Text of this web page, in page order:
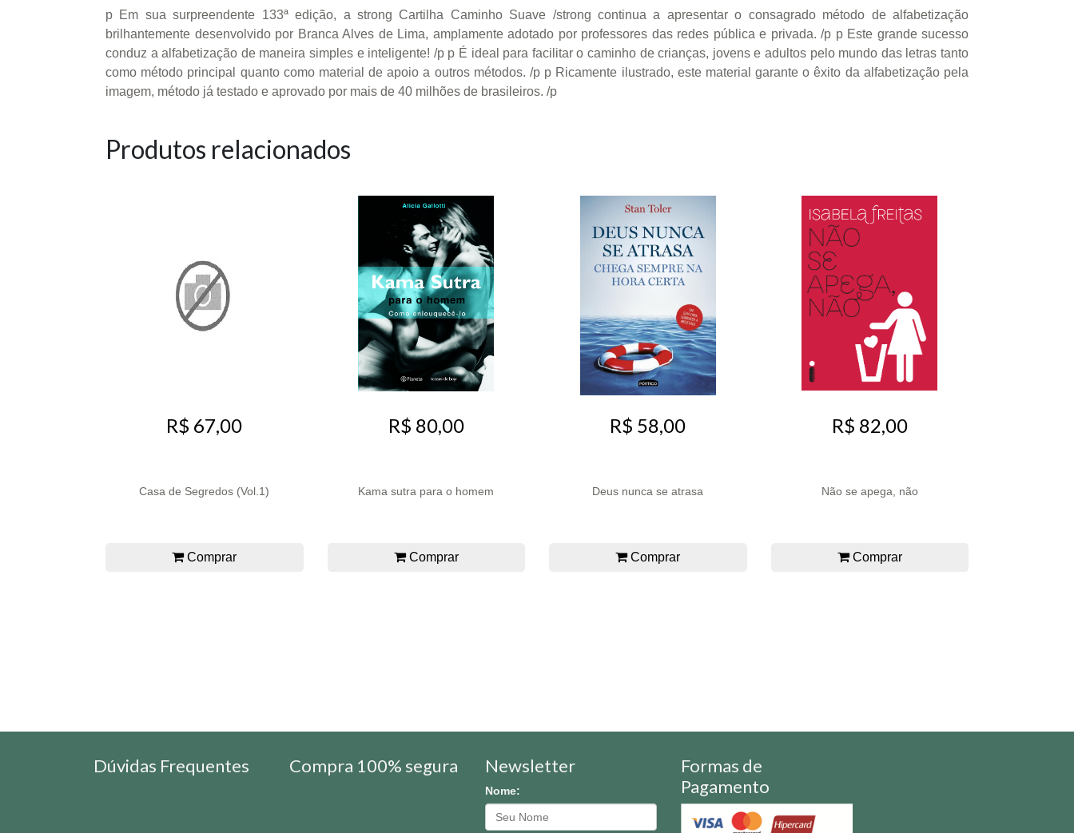
p Em sua surpreendente 133ª edição, a strong Cartilha Caminho Suave /strong continua a apresentar o consagrado método de alfabetização
brilhantemente desenvolvido por Branca Alves de Lima, amplamente adotado por professores das redes pública e privada. /p p Este grande sucesso
conduz a alfabetização de maneira simples e inteligente! /p p É ideal para facilitar o caminho de crianças, jovens e adultos pelo mundo das letras tanto
como método principal quanto como material de apoio a outros métodos. /p p Ricamente ilustrado, este material garante o êxito da alfabetização pela
imagem, método já testado e aprovado por mais de 40 milhões de brasileiros. /p
Produtos relacionados
R$ 67,00
Casa de Segredos (Vol.1)
Comprar
R$ 80,00
Kama sutra para o homem
Comprar
R$ 58,00
Deus nunca se atrasa
Comprar
R$ 82,00
Não se apega, não
Comprar
Dúvidas Frequentes Compra 100% segura Newsletter
Nome:
Formas de
Pagamento